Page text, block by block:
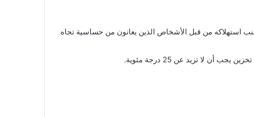
استهلاكه من قبل الأشخاص الذين يعانون من حساسية تجاه
تزيد عن 25 درجة مئوية.